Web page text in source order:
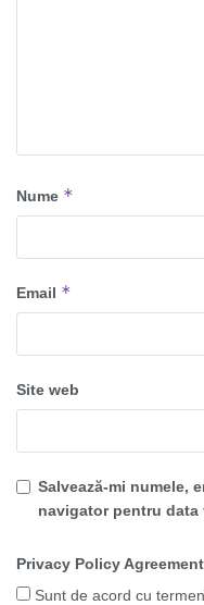
Nume *
Email *
Site web
Salvează-mi numele,
navigator pentru data
Privacy Policy Agreement
Sunt de acord cu